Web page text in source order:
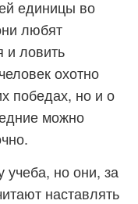
единицы во
любят
и ловить
охотно
победах, но и о
можно
учеба, но они, за
наставлять